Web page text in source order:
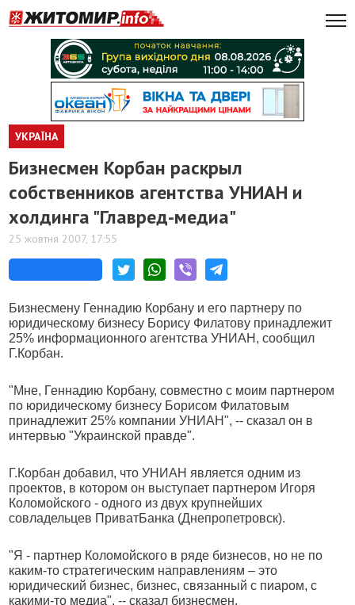
УКРАЇНА
Бизнесмен Корбан раскрыл
собственников агентства УНИАН и
холдинга "Главред-медиа"
25 жовтня 2007, 17:55
Бизнесмену Геннадию Корбану и его партнеру по
юридическому бизнесу Борису Филатову принадлежит
25% информационного агентства УНИАН, сообщил
Г.Корбан.
"Мне, Геннадию Корбану, совместно с моим партнером
по юридическому бизнесу Борисом Филатовым
принадлежит 25% компании УНИАН", -- сказал он в
интервью "Украинской правде".
Г.Корбан добавил, что УНИАН является одним из
проектов, в котором он выступает партнером Игоря
Коломойского - одного из двух крупнейших
совладельцев ПриватБанка (Днепропетровск).
"Я - партнер Коломойского в ряде бизнесов, но не по
каким-то стратегическим направлениям – это
юридический бизнес, бизнес, связанный с пиаром, с
какими-то медиа", -- сказал бизнесмен.